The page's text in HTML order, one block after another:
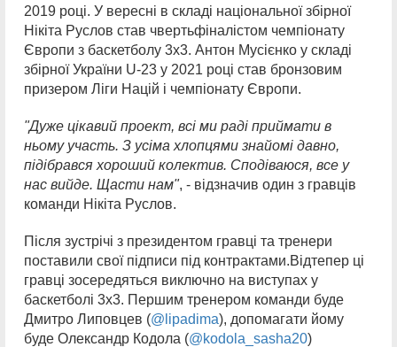
2019 році. У вересні в складі національної збірної
Нікіта Руслов став чвертьфіналістом чемпіонату
Європи з баскетболу 3х3. Антон Мусієнко у складі
збірної України U-23 у 2021 році став бронзовим
призером Ліги Націй і чемпіонату Європи.
"Дуже цікавий проект, всі ми раді приймати в
ньому участь. З усіма хлопцями знайомі давно,
підібрався хороший колектив. Сподіваюся, все у
нас вийде. Щасти нам", - відзначив один з гравців
команди Нікіта Руслов.
Після зустрічі з президентом гравці та тренери
поставили свої підписи під контрактами.Відтепер ці
гравці зосередяться виключно на виступах у
баскетболі 3х3. Першим тренером команди буде
Дмитро Липовцев (@lipadima), допомагати йому
буде Олександр Кодола (@kodola_sasha20)